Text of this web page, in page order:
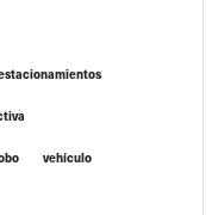
vehículo